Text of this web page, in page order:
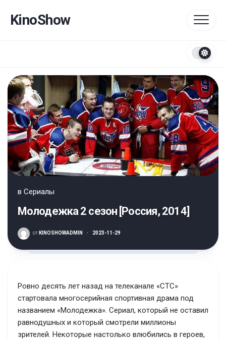
содержанию
KinoShow
в Сериалы
Молодежка 2 сезон [Россия, 2014]
от KINOSHOWADMIN · 2023-11-29
Ровно десять лет назад на телеканале «СТС»
стартовала многосерийная спортивная драма под
названием «Молодежка». Сериал, который не оставил
равнодушных и который смотрели миллионы
зрителей. Некоторые настолько влюбились в героев,